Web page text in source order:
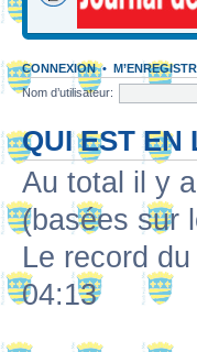
CONNEXION•
Nom d’utilisateur:
QUI EST EN
Au total il y a
(basées sur
Le record
04:13